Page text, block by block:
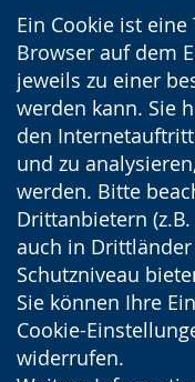
Ein Cookie ist
Browser auf dem
jeweils zu einer
werden kann. Sie
den
und zu
werden. Bitte
Drittanbietern
auch in
Schutzniveau
Sie können Ihre
Cookie-
widerrufen.